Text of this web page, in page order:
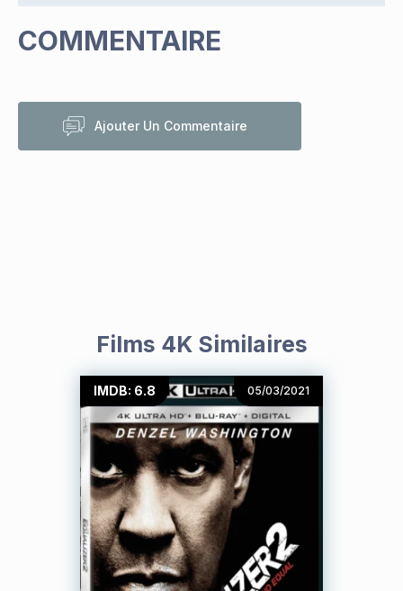
COMMENTAIRE
Ajouter Un Commentaire
Films 4K Similaires
IMDB: 6.8 05/03/2021